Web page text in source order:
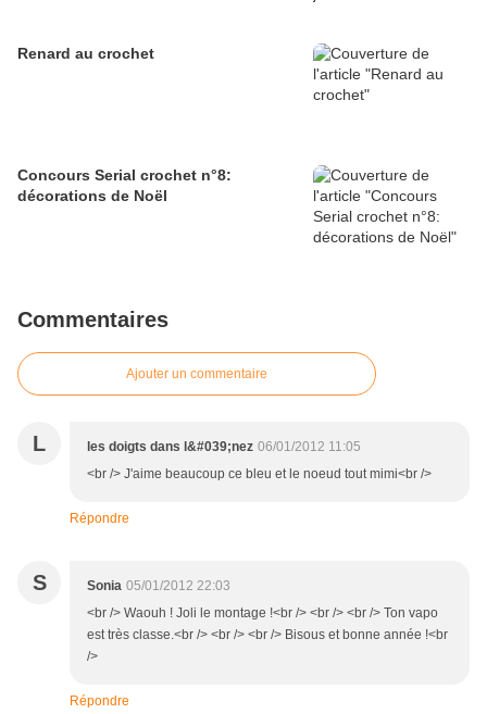
Renard au crochet
Concours Serial crochet n°8:
décorations de Noël
Commentaires
Ajouter un commentaire
L les doigts dans l&#039;nez 06/01/2012 11:05
<br /> J'aime beaucoup ce bleu et le noeud tout mimi<br />
Répondre
S Sonia 05/01/2012 22:03
<br /> Waouh ! Joli le montage !<br /> <br /> <br /> Ton vapo
est très classe.<br /> <br /> <br /> Bisous et bonne année !<br
/>
Répondre